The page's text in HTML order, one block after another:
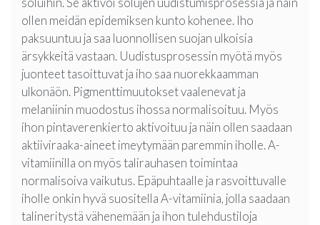
ollen meidän epidemiksen kunto kohenee. Iho
paksuuntuu ja saa luonnollisen suojan ulkoisia
ärsykkeitä vastaan. Uudistusprosessin myötä myös
juonteet tasoittuvat ja iho saa nuorekkaamman
ulkonäön. Pigmenttimuutokset vaalenevat ja
melaniinin muodostus ihossa normalisoituu. Myös
ihon pintaverenkierto aktivoituu ja näin ollen saadaan
aktiiviraaka-aineet imeytymään paremmin iholle. A-
vitamiinilla on myös talirauhasen toimintaa
normalisoiva vaikutus. Epäpuhtaalle ja rasvoittuvalle
iholle onkin hyvä suositella A-vitamiinia, jolla saadaan
talineritystä vähenemään ja ihon tulehdustiloja